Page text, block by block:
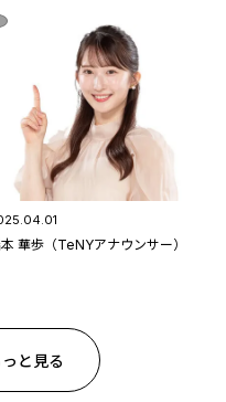
華歩（TeNYアナウンサー）
と見る